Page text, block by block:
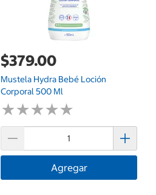
$379.00
Mustela Hydra Bebé Loción
Corporal 500 Ml
★★★★★
★★★★★
Agregar